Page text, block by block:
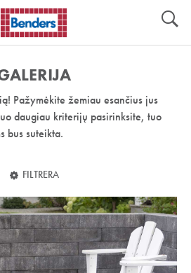
Pažymėkite žemiau esančius jus
daugiau kriterijų pasirinksite, tuo
bus suteikta.
FILTRERA